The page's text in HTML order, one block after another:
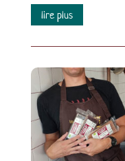
lire plus